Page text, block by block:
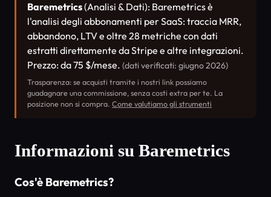
Baremetrics(Analisi & Dati): Baremetrics è
l'analisi degli abbonamenti per SaaS: traccia MRR,
abbandono, LTV e oltre 28 metriche con dati
estratti direttamente da Stripe e altre integrazioni.
Prezzo: da 75 $/mese. (dati verificati: giugno 2026)
Trasparenza: se acquisti tramite i nostri link possiamo
guadagnare una commissione, senza costi extra per te. La
posizione non si compra. Come valutiamo gli strumenti
Informazioni su Baremetrics
Cos'è Baremetrics?